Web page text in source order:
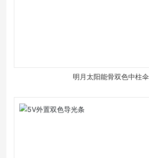
明月太阳能骨双色中柱伞